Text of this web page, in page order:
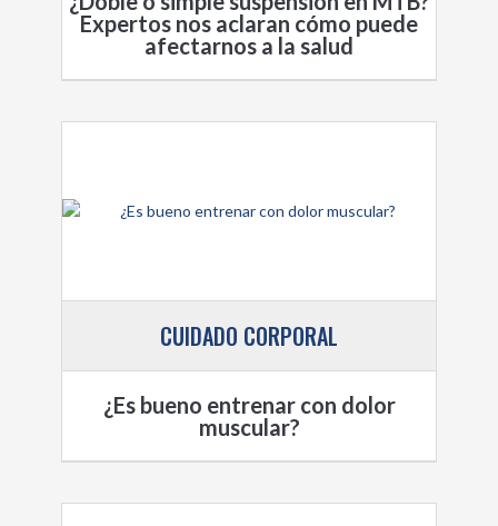
Expertos nos aclaran cómo puede
afectarnos a la salud
CUIDADO CORPORAL
¿Es bueno entrenar con dolor
muscular?